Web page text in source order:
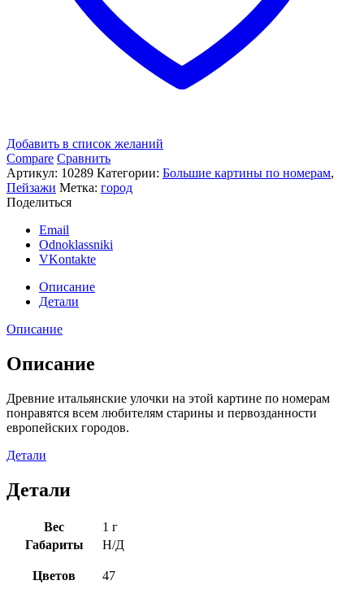
Добавить в список желаний
Compare Сравнить
Артикул: 10289 Категории: Большие картины по номерам,
Пейзажи Метка: город
Поделиться
Email
Odnoklassniki
VKontakte
Описание
Детали
Описание
Описание
Древние итальянские улочки на этой картине по номерам
понравятся всем любителям старины и первозданности
европейских городов.
Детали
Детали
Вес
1 г
Габариты
Н/Д
Цветов 47